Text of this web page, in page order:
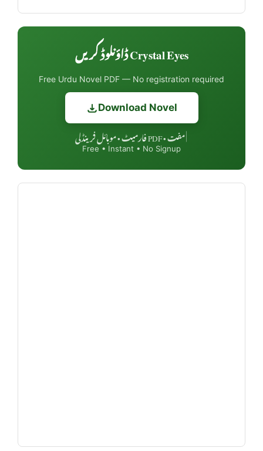
Crystal Eyes ڈاؤنلوڈ کریں
Free Urdu Novel PDF — No registration required
Download Novel
مفت • PDF فارمیٹ • موبائل فرینڈلی
Free • Instant • No Signup